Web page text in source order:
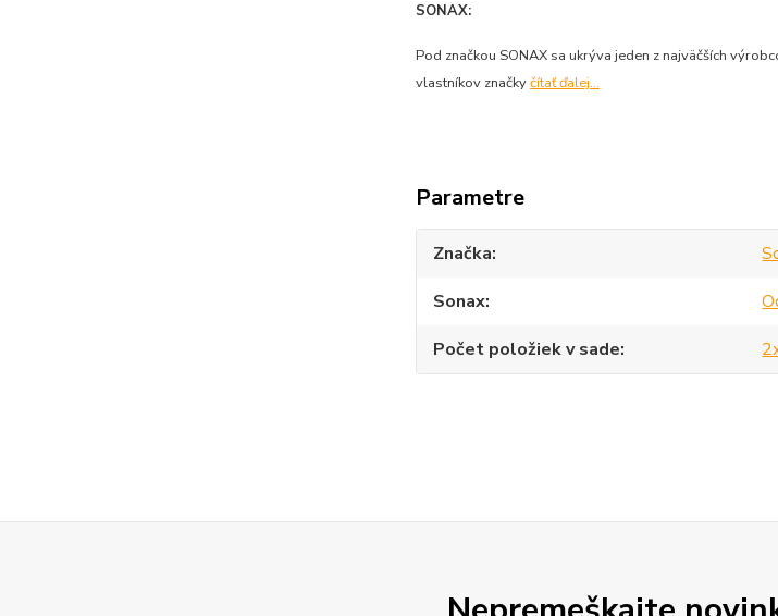
SONAX:
Pod značkou SONAX sa ukrýva jeden z najväčších
vlastníkov značkyčítať ďalej...
Parametre
Značka
Sonax
Počet položiek v sade